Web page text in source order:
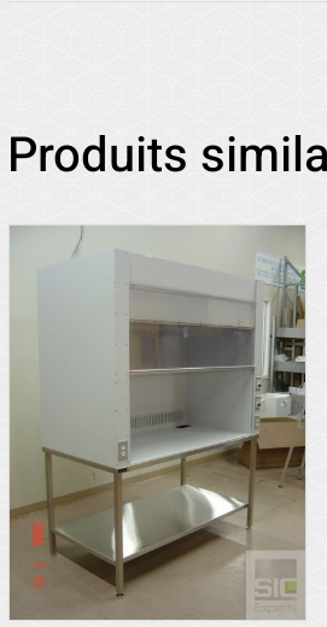
Produits